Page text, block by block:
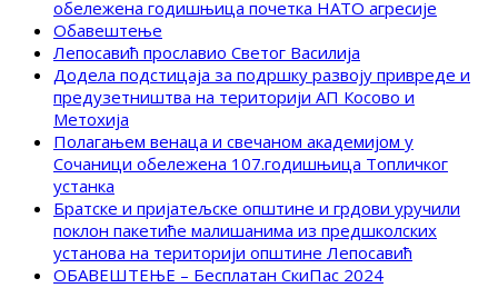
обележена годишњица почетка НАТО агресије
Обавештење
Лепосавић прославио Светог Василија
Додела подстицаја за подршку развоју привреде и
предузетништва на територији АП Косово и
Метохија
Полагањем венаца и свечаном академијом у
Сочаници обележена 107.годишњица Топличког
устанка
Братске и пријатељске општине и грдови уручили
поклон пакетиће малишанима из предшколских
установа на територији општине Лепосавић
ОБАВЕШТЕЊЕ – Бесплатан СкиПас 2024